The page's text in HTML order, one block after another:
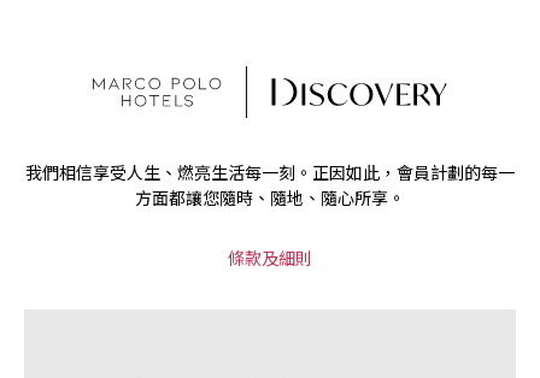
我們相信享受人生、燃亮生活每一刻。正因如此，會員計劃的每一
方面都讓您隨時、隨地、隨心所享。
條款及細則